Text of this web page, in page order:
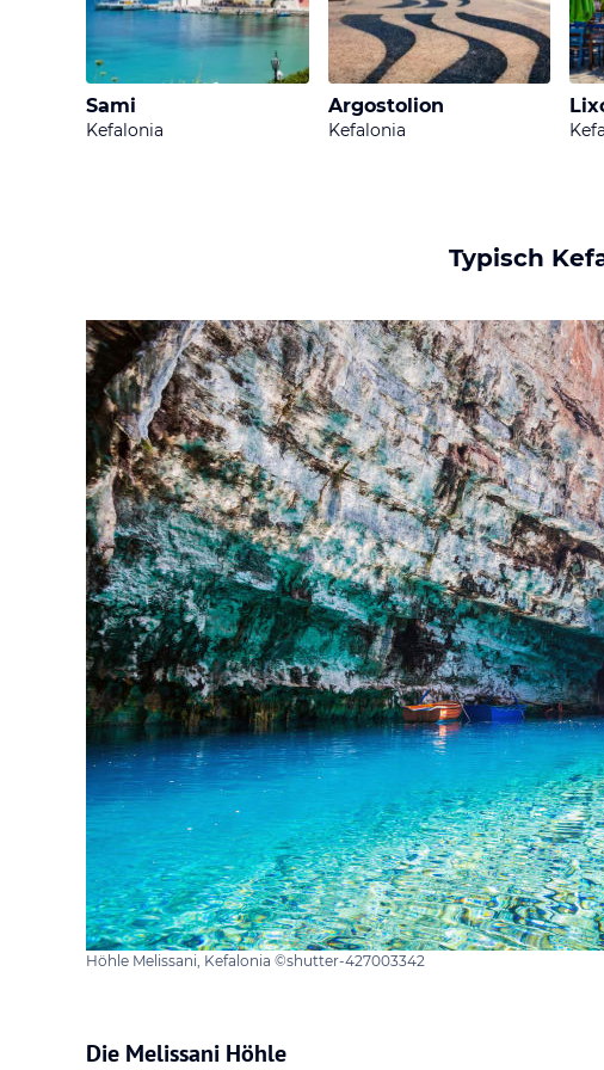
Entfernung ist das alljährlich
Sami
Kefalonia
Argostolion
Kefalonia
Typisch
Höhle Melissani, Kefalonia ©shutter-427003342
Die Melissani Höhle